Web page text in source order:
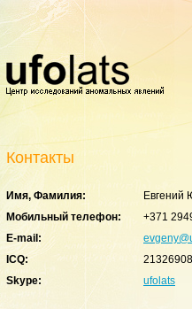
Контакты
Имя, Фамилия:
Евгений
Мобильный телефон:
+371
E-mail:
ICQ:
Skype:
ufolats